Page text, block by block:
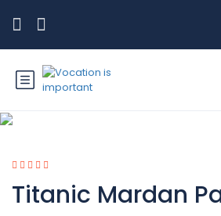
Titanic Mardan